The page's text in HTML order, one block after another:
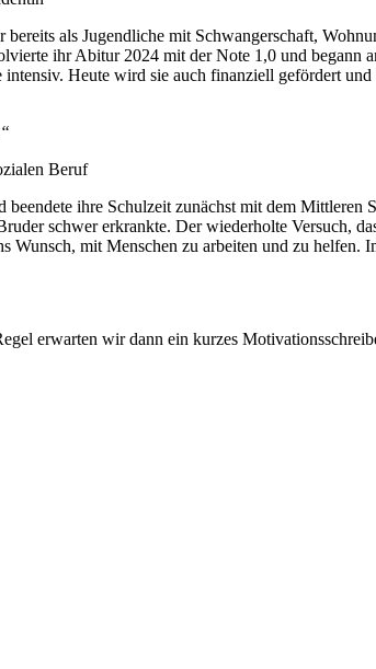
als Jugendliche mit Schwangerschaft,
ihr Abitur 2024 mit der Note 1,0 und
Heute wird sie auch finanziell gefördert
Beruf
ihre Schulzeit zunächst mit dem
schwer erkrankte. Der wiederholte Versuch,
Wunsch, mit Menschen zu arbeiten und zu
erwarten wir dann ein kurzes